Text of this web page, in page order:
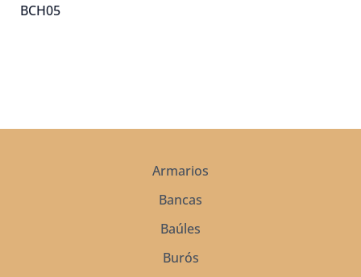
BCH05
Armarios
Bancas
Baúles
Burós